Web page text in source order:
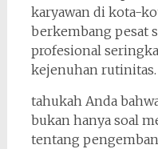
karyawan di kota-
berkembang pesat
profesional
kejenuhan rutinitas.
tahukah Anda
bukan hanya soal
tentang